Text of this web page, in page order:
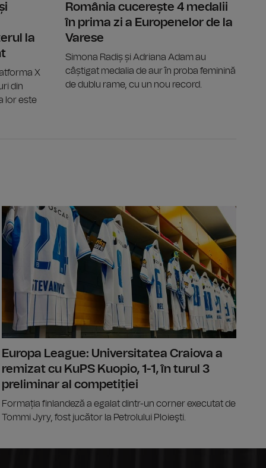
la
X
din
lor este
România cucerește 4 medalii
în prima zi a Europenelor de la
Varese
Simona Radiș și Adriana Adam au
câștigat medalia de aur în proba feminină
de dublu rame, cu un nou record.
a integrității, contestată la CCR de USR și PNL
Europa League: Universitatea Craiova a
remizat cu KuPS Kuopio, 1-1, în turul 3
preliminar al competiției
Formația finlandeză a egalat dintr-un corner executat de
Tommi Jyry, fost jucător la Petrolului Ploieşti.